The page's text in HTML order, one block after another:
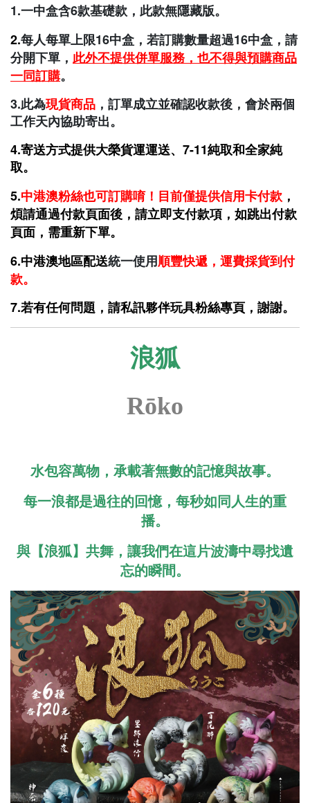
1.一中盒含6款基礎款，此款無隱藏版。
2.每人每單上限16中盒，若訂購數量超過16中盒，請
分開下單， 此外不提供併單服務，也不得與預購商品
一同訂購。
3.此為現貨商品 ，訂單成立並確認收款後，會於兩個
工作天內協助寄出。
4.寄送方式提供大榮貨運運送、7-11純取和全家純
取。
5.中港澳粉絲也可訂購唷！目前僅提供信用卡付款 ，
煩請通過付款頁面後，請立即支付款項，如跳出付款
頁面，需重新下單。
6.中港澳地區配送統一使用順豐快遞，運費採貨到付
款。
7.若有任何問題，請私訊夥伴玩具粉絲專頁，謝謝。
浪狐
Rōko
水包容萬物，承載著無數的記憶與故事。
每一浪都是過往的回憶，每秒如同人生的重
播。
與【浪狐】共舞，讓我們在這片波濤中尋找遺
忘的瞬間。